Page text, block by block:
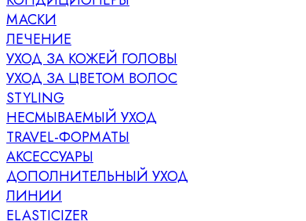
МАСКИ
ЛЕЧЕНИЕ
УХОД ЗА КОЖЕЙ ГОЛОВЫ
УХОД ЗА ЦВЕТОМ ВОЛОС
STYLING
НЕСМЫВАЕМЫЙ УХОД
TRAVEL-ФОРМАТЫ
АКСЕССУАРЫ
ДОПОЛНИТЕЛЬНЫЙ УХОД
ЛИНИИ
ELASTICIZER